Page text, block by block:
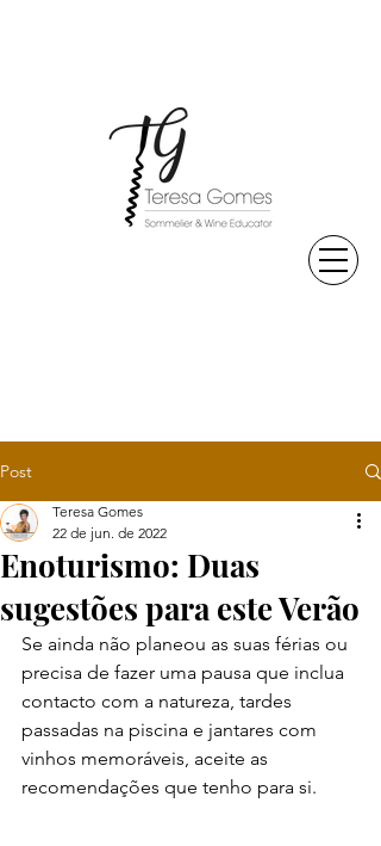
Post
Enoturismo: Duas
sugestões para este Verão
Teresa Gomes
22 de jun. de 2022
Se ainda não planeou as suas férias ou
precisa de fazer uma pausa que inclua
contacto com a natureza, tardes
passadas na piscina e jantares com
vinhos memoráveis, aceite as
recomendações que tenho para si.